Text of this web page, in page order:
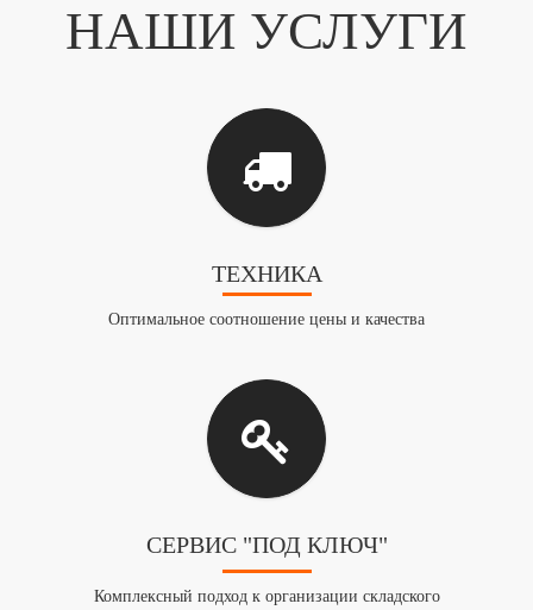
НАШИ УСЛУГИ
ТЕХНИКА
Оптимальное соотношение цены и качества
СЕРВИС "ПОД КЛЮЧ"
Комплексный подход к организации складского